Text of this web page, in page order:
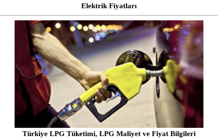
Elektrik Fiyatları
Türkiye LPG Tüketimi, LPG Maliyet ve Fiyat Bilgileri